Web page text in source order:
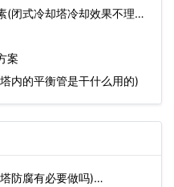
(闭式冷却塔冷却效果不理想
案
内的平衡管是干什么用的)
防腐有必要做吗)…